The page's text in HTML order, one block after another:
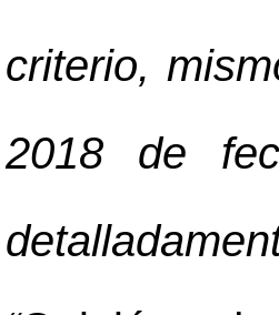
criterio,
2018 de